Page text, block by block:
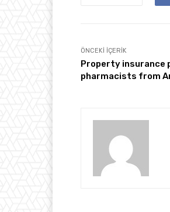
ÖNCEKI İÇERIK
Property insurance
pharmacists from